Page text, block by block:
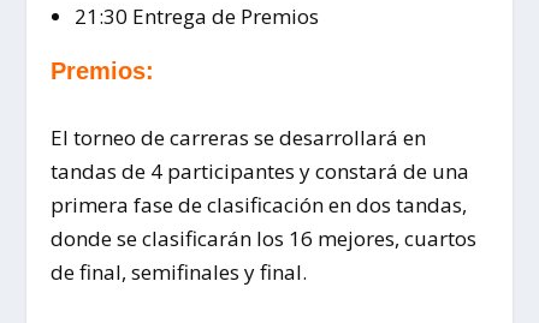
21:30 Entrega de Premios
Premios:
El torneo de carreras se desarrollará en
tandas de 4 participantes y constará de una
primera fase de clasificación en dos tandas,
donde se clasificarán los 16 mejores, cuartos
de final, semifinales y final.